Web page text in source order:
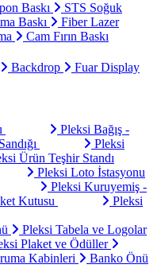
Baskı
STS Soğuk
Baskı
Fiber Lazer
Cam Fırın Baskı
Backdrop
Fuar Display
Pleksi Bağış -
Pleksi
Ürün Teşhir Standı
Pleksi Loto İstasyonu
Pleksi Kuruyemiş -
Kutusu
Pleksi
Pleksi Tabela ve Logolar
Plaket ve Ödüller
Kabinleri
Banko Önü